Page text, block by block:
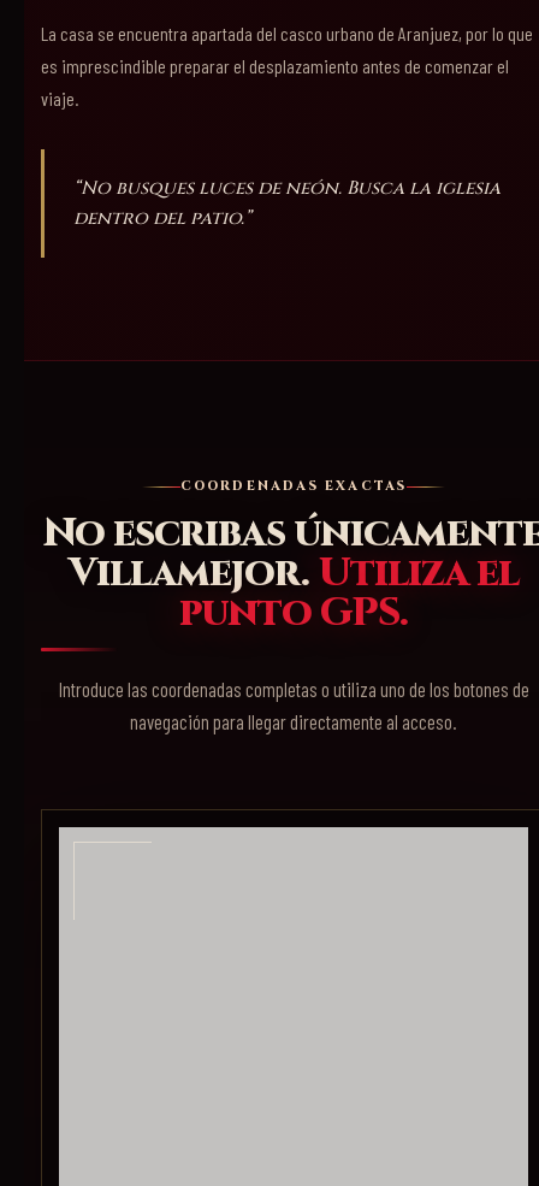
La casa se encuentra apartada del casco urbano de Aranjuez, por lo que
es imprescindible preparar el desplazamiento antes de comenzar el
viaje.
“No busques luces de neón. Busca la iglesia
dentro del patio.”
COORDENADAS EXACTAS
No escribas
Villamejor.Utiliza el
punto GPS.
Introduce las coordenadas completas o utiliza uno de los botones de
navegación para llegar directamente al acceso.